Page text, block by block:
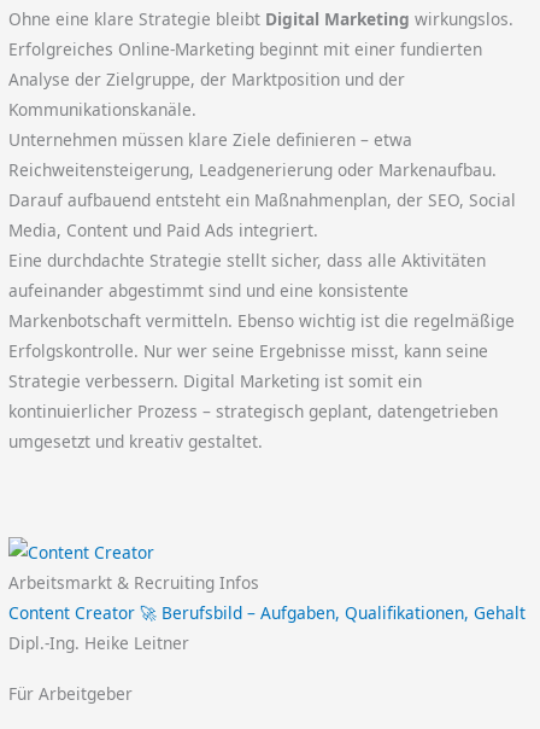
Ohne eine klare Strategie bleibt Digital Marketing wirkungslos.
Erfolgreiches Online-Marketing beginnt mit einer fundierten
Analyse der Zielgruppe, der Marktposition und der
Kommunikationskanäle.
Unternehmen müssen klare Ziele definieren – etwa
Reichweitensteigerung, Leadgenerierung oder Markenaufbau.
Darauf aufbauend entsteht ein Maßnahmenplan, der SEO, Social
Media, Content und Paid Ads integriert.
Eine durchdachte Strategie stellt sicher, dass alle Aktivitäten
aufeinander abgestimmt sind und eine konsistente
Markenbotschaft vermitteln. Ebenso wichtig ist die regelmäßige
Erfolgskontrolle. Nur wer seine Ergebnisse misst, kann seine
Strategie verbessern. Digital Marketing ist somit ein
kontinuierlicher Prozess – strategisch geplant, datengetrieben
umgesetzt und kreativ gestaltet.
Arbeitsmarkt & Recruiting Infos
Content Creator 🚀 Berufsbild – Aufgaben, Qualifikationen, Gehalt
Dipl.-Ing. Heike Leitner
Für Arbeitgeber